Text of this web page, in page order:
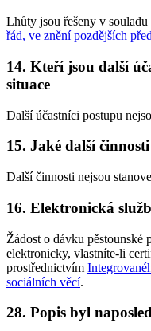
Lhůty jsou řešeny v souladu
řád, ve znění pozdějších
14. Kteří jsou další
situace
Další účastníci postupu
15. Jaké další
Další činnosti nejsou
16. Elektronická
Žádost o dávku pěstounské
elektronicky, vlastníte-li
prostřednictvím
sociálních věcí.
28. Popis byl